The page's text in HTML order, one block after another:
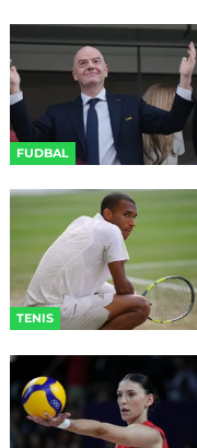
FUDBAL
TENIS